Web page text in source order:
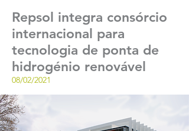
Repsol integra consórcio
internacional para
tecnologia de ponta de
hidrogénio renovável
08/02/2021